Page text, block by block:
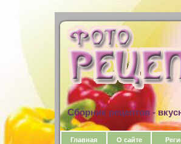
Сборник рецептов -
Главная О сайте